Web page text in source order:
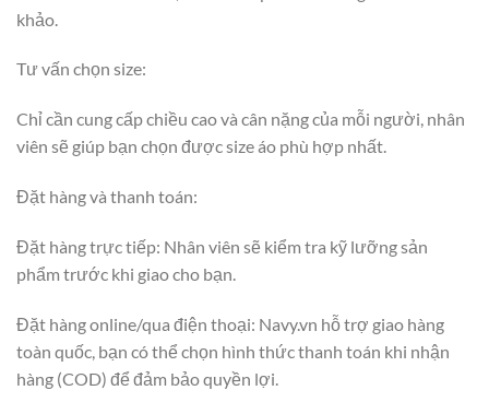
khảo.
Tư vấn chọn size:
Chỉ cần cung cấp chiều cao và cân nặng của mỗi người, nhân
viên sẽ giúp bạn chọn được size áo phù hợp nhất.
Đặt hàng và thanh toán:
Đặt hàng trực tiếp: Nhân viên sẽ kiểm tra kỹ lưỡng sản
phẩm trước khi giao cho bạn.
Đặt hàng online/qua điện thoại: Navy.vn hỗ trợ giao hàng
toàn quốc, bạn có thể chọn hình thức thanh toán khi nhận
hàng (COD) để đảm bảo quyền lợi.